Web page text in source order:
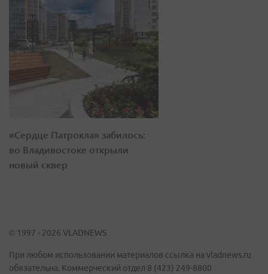
«Сердце Патрокла» забилось:
во Владивостоке открыли
новый сквер
© 1997 - 2026 VLADNEWS
При любом использовании материалов ссылка на vladnews.ru
обязательна. Коммерческий отдел 8 (423) 249-8800